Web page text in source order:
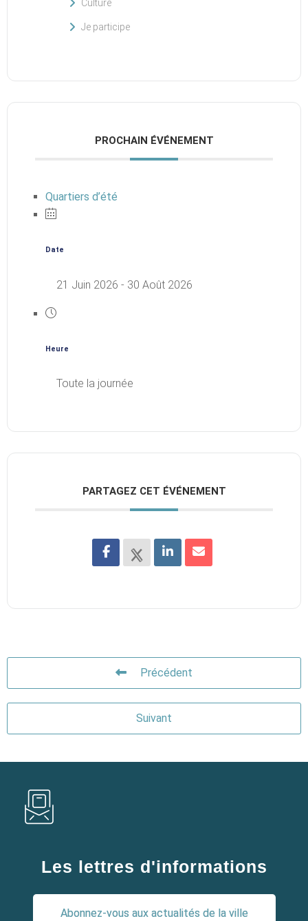
Culture
Je participe
PROCHAIN ÉVÉNEMENT
Quartiers d’été
Date
21 Juin 2026 - 30 Août 2026
Heure
Toute la journée
PARTAGEZ CET ÉVÉNEMENT
Précédent
Suivant
Les lettres d'informations
Abonnez-vous aux actualités de la ville